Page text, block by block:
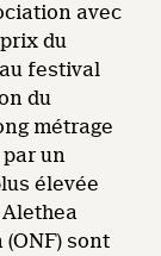
avec
du
festival
du
métrage
un
élevée
sont